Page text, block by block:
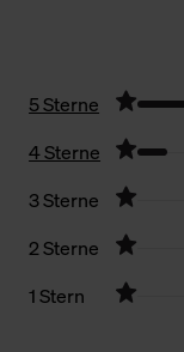
5 Sterne
4 Sterne
3 Sterne
2 Sterne
1 Stern